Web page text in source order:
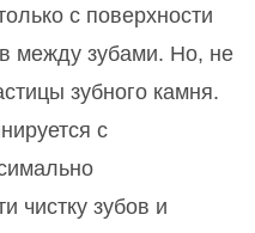
с поверхности
между зубами. Но, не
зубного камня.
с
чистку зубов и